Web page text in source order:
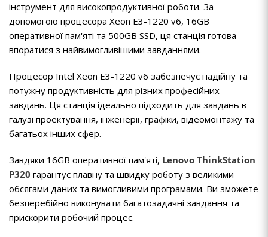
інструмент для високопродуктивної роботи. За
допомогою процесора Xeon E3-1220 v6, 16GB
оперативної пам'яті та 500GB SSD, ця станція готова
впоратися з найвимогливішими завданнями.
Процесор Intel Xeon E3-1220 v6 забезпечує надійну та
потужну продуктивність для різних професійних
завдань. Ця станція ідеально підходить для завдань в
галузі проектування, інженерії, графіки, відеомонтажу та
багатьох інших сфер.
Завдяки 16GB оперативної пам'яті, Lenovo ThinkStation
P320 гарантує плавну та швидку роботу з великими
обсягами даних та вимогливими програмами. Ви зможете
безперебійно виконувати багатозадачні завдання та
прискорити робочий процес.